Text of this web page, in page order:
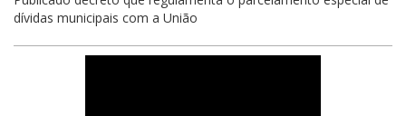
dívidas municipais com a União